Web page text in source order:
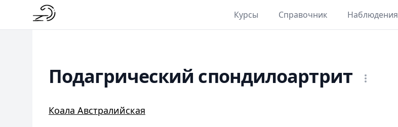
Курсы Справочник Наблюдения
Подагрический спондилоартрит
Коала Австралийская